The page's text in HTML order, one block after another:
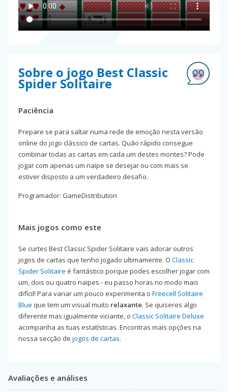
Sobre o jogo Best Classic
Spider Solitaire
Paciência
Prepare se para saltar numa rede de emoção nesta versão
online do jogo clássico de cartas. Quão rápido consegue
combinar todas as cartas em cada um destes montes? Pode
jogar com apenas um naipe se desejar ou com mais se
estiver disposto a um verdadeiro desafio.
Programador: GameDistribution
Mais jogos como este
Se curtes Best Classic Spider Solitaire vais adorar outros
jogos de cartas que tenho jogado ultimamente. O Classic
Spider Solitaire é fantástico porque podes escolher jogar com
um, dois ou quatro naipes - eu passo horas no modo mais
difícil! Para variar um pouco experimenta o Freecell Solitaire
Blue que tem um visual muito relaxante. Se quiseres algo
diferente mas igualmente viciante, o Classic Solitaire Deluxe
acompanha as tuas estatísticas. Encontras mais opções na
nossa secção de jogos de cartas.
Avaliações e análises